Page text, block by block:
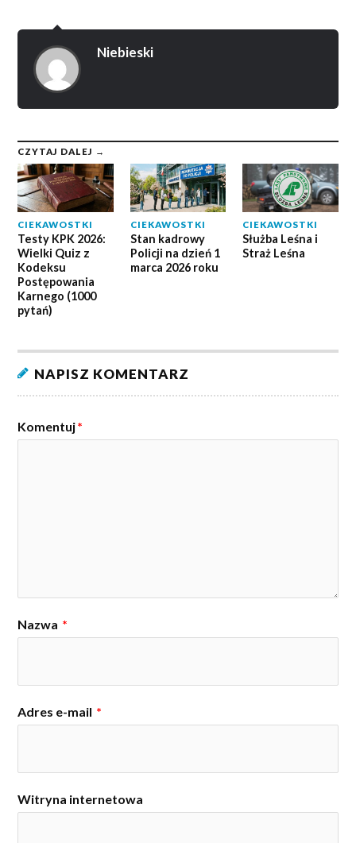
Niebieski
CZYTAJ DALEJ →
CIEKAWOSTKI
Testy KPK 2026:
Wielki Quiz z
Kodeksu
Postępowania
Karnego (1000
pytań)
CIEKAWOSTKI
Stan kadrowy
Policji na dzień 1
marca 2026 roku
CIEKAWOSTKI
Służba Leśna i
Straż Leśna
NAPISZ KOMENTARZ
Komentuj*
Nazwa *
Adres e-mail *
Witryna internetowa